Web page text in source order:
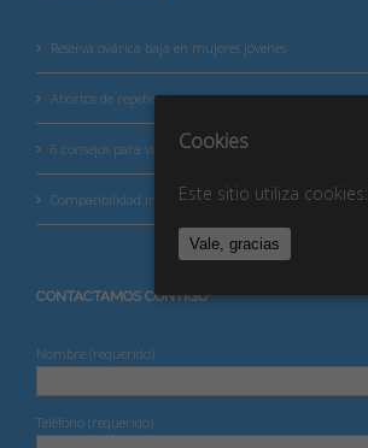
Reserva ovárica baja en mujeres jóvenes
Abortos de repetición
6 consejos para vivir mejor tu betaespera
Compatibilidad inmunológica
CONTACTAMOS CONTIGO
Nombre (requerido)
Teléfono (requerido)
Cookies
Este sitio utiliza cookies:
Vale, gracias